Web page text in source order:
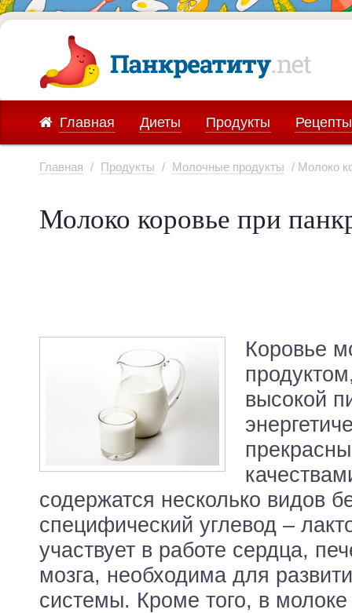
Главная Диеты Продукты Рецепты
Главная / Продукты / Молочные продукты / Молоко
Молоко коровье при
Коровье
высокой
содержатся несколько видов
специфический углевод –
участвует в работе сердца,
мозга, необходима для
системы. Кроме того, в